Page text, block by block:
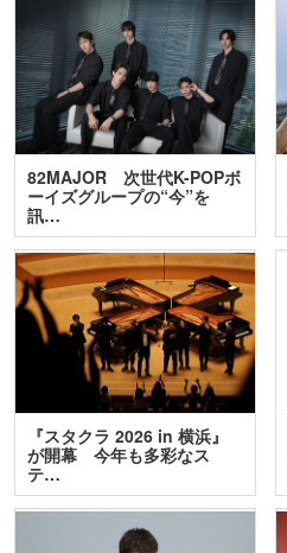
82MAJOR 次世代K-POPボ
ーイズグループの“今”を
訊…
『スタクラ 2026 in 横浜』
が開幕 今年も多彩なス
テ…